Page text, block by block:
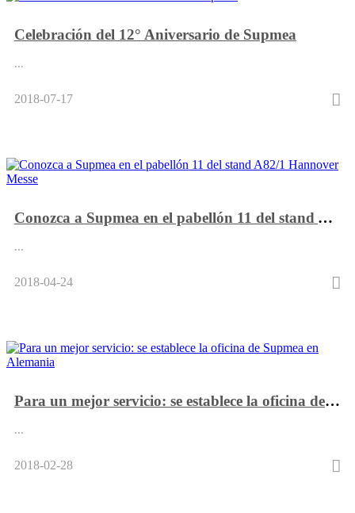
Celebración del 12° Aniversario de Supmea
...
2018-07-17
Conozca a Supmea en el pabellón 11 del stand A82/1 Hannover Messe
...
2018-04-24
Para un mejor servicio: se establece la oficina de Supmea en Alemania
...
2018-02-28